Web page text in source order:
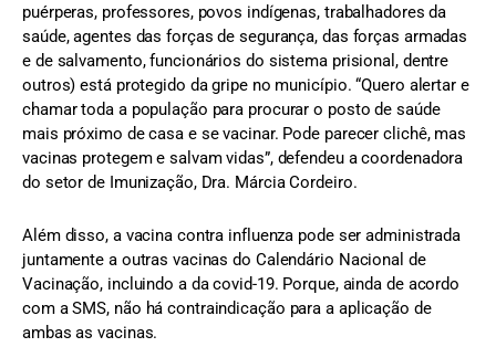
puérperas, professores, povos indígenas, trabalhadores da
saúde, agentes das forças de segurança, das forças armadas
e de salvamento, funcionários do sistema prisional, dentre
outros) está protegido da gripe no município. “Quero alertar e
chamar toda a população para procurar o posto de saúde
mais próximo de casa e se vacinar. Pode parecer clichê, mas
vacinas protegem e salvam vidas”, defendeu a coordenadora
do setor de Imunização, Dra. Márcia Cordeiro.
Além disso, a vacina contra influenza pode ser administrada
juntamente a outras vacinas do Calendário Nacional de
Vacinação, incluindo a da covid-19. Porque, ainda de acordo
com a SMS, não há contraindicação para a aplicação de
ambas as vacinas.